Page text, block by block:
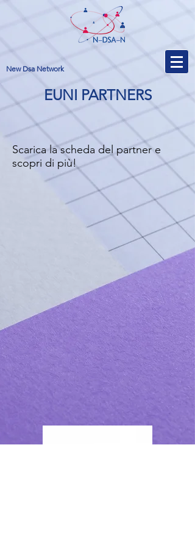
New Dsa Network
EUNI PARTNERS
Scarica la scheda del partner e
scopri di più!